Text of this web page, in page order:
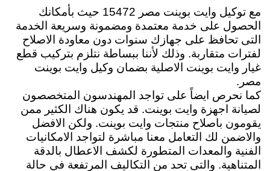
مع توكيل وايت بوينت مصر 15472 حيث بأمكانك
الحصول على خدمة معتمدة ومضمونة وسريعة الخدمة
التى تحافظ على جهازك سنوات دون معاودة الاصلاح
لفترات متقاربة. وذلك لأننا ببساطة نتلزم بتركيب قطع
غيار وايت بوينت الاصلية بضمان وكيل وايت بوينت
مصر.
كما نحرص ايضاً على تواجد المهندسون المتخصصون
لصيانة اجهزة وايت بوينت. قد يكون هناك الكثير ممن
يقومون باصلاح منتجات وايت بوينت. ولكن الافضل
والاضمن لك التعامل معنا مباشرة لتواجد الامكانيات
الفنية والمعدات المتطورة لكشف الاعطال بالدقة
المتناهية. والتى تحد من التكاليف المرتفعة في حالة